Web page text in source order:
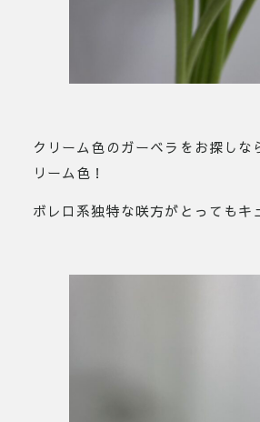
クリーム色のガーベラをお探しな
リーム色！
ボレロ系独特な咲方がとってもキ